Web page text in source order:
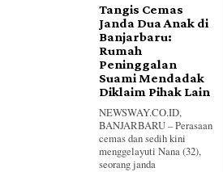
Tangis Cemas
Janda Dua Anak di
Banjarbaru:
Rumah
Peninggalan
Suami Mendadak
Diklaim Pihak Lain
NEWSWAY.CO.ID,
BANJARBARU – Perasaan
cemas dan sedih kini
menggelayuti Nana (32),
seorang janda